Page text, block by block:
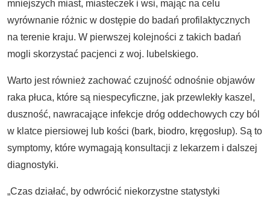
mniejszych miast, miasteczek i wsi, mając na celu
wyrównanie różnic w dostępie do badań profilaktycznych
na terenie kraju. W pierwszej kolejności z takich badań
mogli skorzystać pacjenci z woj. lubelskiego.
Warto jest również zachować czujność odnośnie objawów
raka płuca, które są niespecyficzne, jak przewlekły kaszel,
duszność, nawracające infekcje dróg oddechowych czy ból
w klatce piersiowej lub kości (bark, biodro, kręgosłup). Są to
symptomy, które wymagają konsultacji z lekarzem i dalszej
diagnostyki.
„Czas działać, by odwrócić niekorzystne statystyki